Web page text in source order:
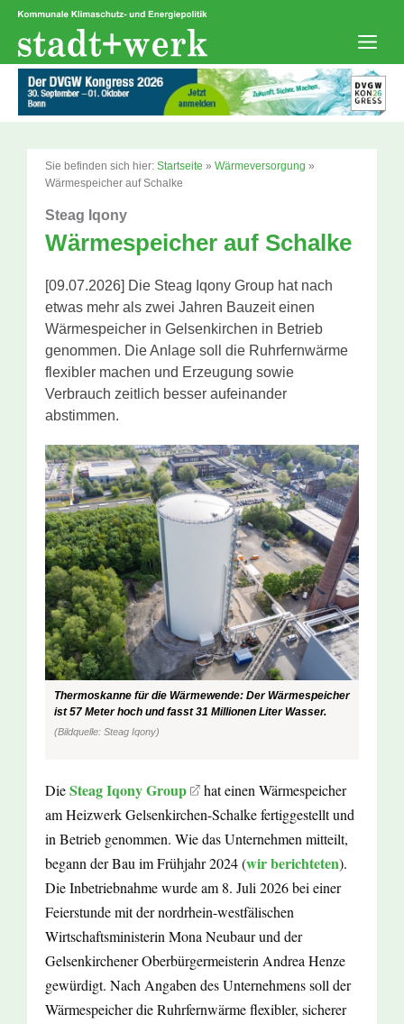
Zum
springen
Sie befinden sich hier: Startseite » Wärmeversorgung »
Wärmespeicher auf Schalke
Steag Iqony
Wärmespeicher auf Schalke
[09.07.2026] Die Steag Iqony Group hat nach
etwas mehr als zwei Jahren Bauzeit einen
Wärmespeicher in Gelsenkirchen in Betrieb
genommen. Die Anlage soll die Ruhrfernwärme
flexibler machen und Erzeugung sowie
Verbrauch zeitlich besser aufeinander
abstimmen.
Thermoskanne für die Wärmewende: Der Wärmespeicher
ist 57 Meter hoch und fasst 31 Millionen Liter Wasser.
(Bildquelle: Steag Iqony)
DieSteag Iqony Group
hat einen Wärmespeicher
am Heizwerk Gelsenkirchen-Schalke fertiggestellt und
in Betrieb genommen. Wie das Unternehmen mitteilt,
begann der Bau im Frühjahr 2024 (wir berichteten).
Die Inbetriebnahme wurde am 8. Juli 2026 bei einer
Feierstunde mit der nordrhein-westfälischen
Wirtschaftsministerin Mona Neubaur und der
Gelsenkirchener Oberbürgermeisterin Andrea Henze
gewürdigt. Nach Angaben des Unternehmens soll der
Wärmespeicher die Ruhrfernwärme flexibler, sicherer